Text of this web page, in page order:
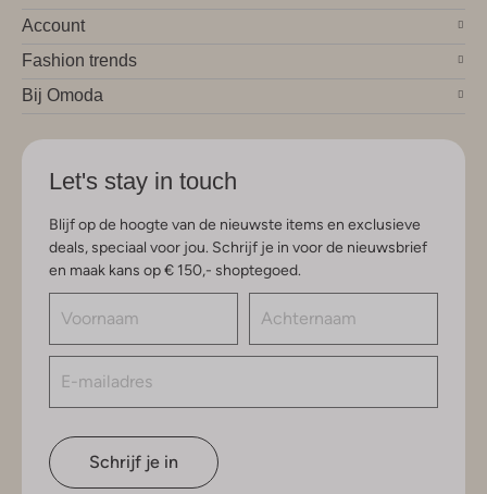
Account
Fashion trends
Bij Omoda
Let's stay in touch
Blijf op de hoogte van de nieuwste items en exclusieve
deals, speciaal voor jou. Schrijf je in voor de nieuwsbrief
en maak kans op € 150,- shoptegoed.
Schrijf je in